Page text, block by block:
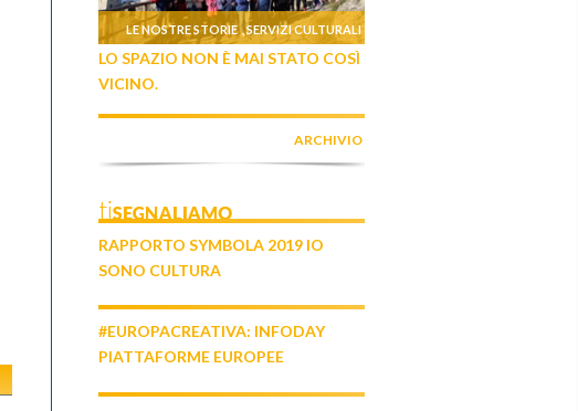
LE NOSTRE STORIE ,SERVIZI CULTURALI
LO SPAZIO NON È MAI STATO COSÌ
VICINO.
ARCHIVIO
tiSEGNALIAMO
RAPPORTO SYMBOLA 2019 IO
SONO CULTURA
#EUROPACREATIVA: INFODAY
PIATTAFORME EUROPEE